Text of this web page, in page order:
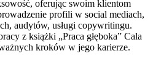
oferując swoim klientom
profili w social mediach,
audytów, usługi copywritingu.
z książki „Praca głęboka” Cala
kroków w jego karierze.